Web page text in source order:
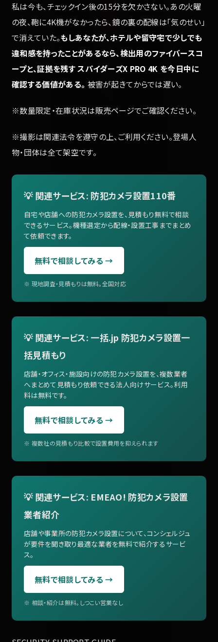
私は今も、チェックイン後の15分を欠かさない。あの火曜
の夜、鞄に4K機がなかったら、鏡の裏の配線は「気のせい」
で消えていた。もしあなたが、ホテルや留守宅で少しでも
違和感を持ったことがあるなら、検出用のファイバースコ
ープと、証拠を残す スパイダーズX PRO 4K を今日中に
確認する価値がある。 被害が起きてからでは遅い。
※数量限定・在庫状況は販売ページでご確認ください。
※撮影は関連法令を遵守の上、ご利用ください。登場人
物・団体は全て架空です。
💡 関連サービス: 防犯カメラ設置110番
自宅や店舗への防犯カメラ設置を、見積もり無料で相談
できるサービス。機種選定から配線・設置工事までまとめ
て依頼できます。
無料で相談してみる →
※ 現地調査・見積もりは無料。全国対応
💡 関連サービス: 一括.jp 防犯カメラ設置一
括見積もり
店舗・オフィス・施設向けの防犯カメラ設置を、複数業者
へまとめて見積もり依頼できる法人向けサービス。利用
料は無料です。
無料で相談してみる →
※ 複数社の見積もり比較で設置費用を抑えられます
💡 関連サービス: EMEAO! 防犯カメラ設置
業者紹介
店舗や事業所の防犯カメラ設置について、コンシェルジュ
が要件を聞き取り最適な業者を無料で紹介するサービ
ス。
無料で相談してみる →
※ 相談・紹介は無料。しつこい営業なし